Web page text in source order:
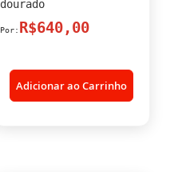
dourado
R$640,00
Adicionar ao Carrinho